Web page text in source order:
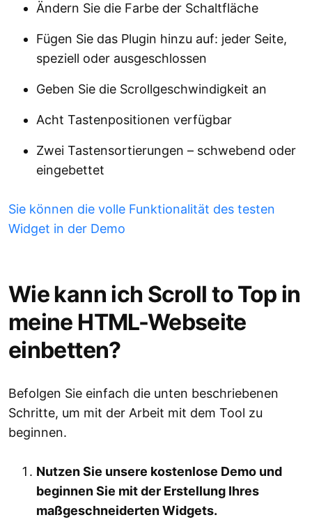
Ändern Sie die Farbe der Schaltfläche
Fügen Sie das Plugin hinzu auf: jeder Seite,
speziell oder ausgeschlossen
Geben Sie die Scrollgeschwindigkeit an
Acht Tastenpositionen verfügbar
Zwei Tastensortierungen – schwebend oder
eingebettet
Sie können die volle Funktionalität des testen
Widget in der Demo
Wie kann ich Scroll to Top in
meine HTML-Webseite
einbetten?
Befolgen Sie einfach die unten beschriebenen
Schritte, um mit der Arbeit mit dem Tool zu
beginnen.
Nutzen Sie unsere kostenlose Demo und
beginnen Sie mit der Erstellung Ihres
maßgeschneiderten Widgets.